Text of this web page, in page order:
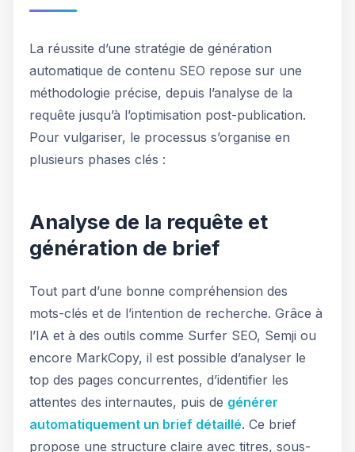
La réussite d’une stratégie de génération
automatique de contenu SEO repose sur une
méthodologie précise, depuis l’analyse de la
requête jusqu’à l’optimisation post-publication.
Pour vulgariser, le processus s’organise en
plusieurs phases clés :
Analyse de la requête et
génération de brief
Tout part d’une bonne compréhension des
mots-clés et de l’intention de recherche. Grâce à
l’IA et à des outils comme Surfer SEO, Semji ou
encore MarkCopy, il est possible d’analyser le
top des pages concurrentes, d’identifier les
attentes des internautes, puis de générer
automatiquement un brief détaillé. Ce brief
propose une structure claire avec titres, sous-